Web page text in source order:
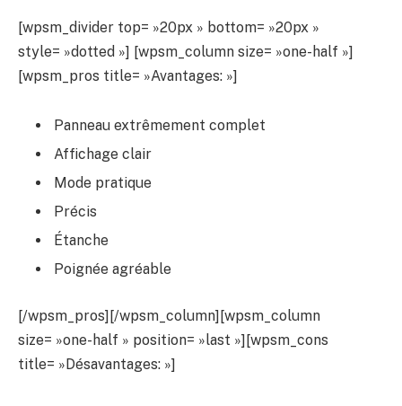
[wpsm_divider top= »20px » bottom= »20px »
style= »dotted »] [wpsm_column size= »one-half »]
[wpsm_pros title= »Avantages: »]
Panneau extrêmement complet
Affichage clair
Mode pratique
Précis
Étanche
Poignée agréable
[/wpsm_pros][/wpsm_column][wpsm_column
size= »one-half » position= »last »][wpsm_cons
title= »Désavantages: »]